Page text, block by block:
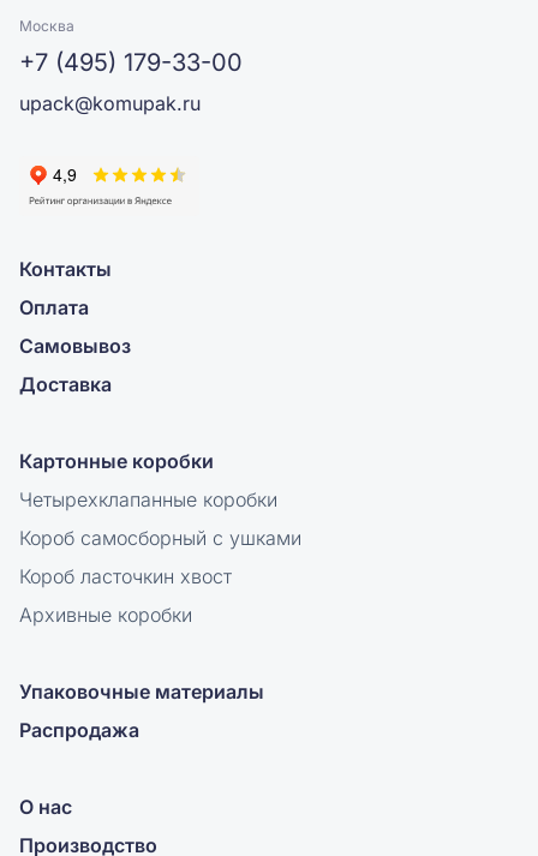
Москва
+7 (495) 179-33-00
upack@komupak.ru
Контакты
Оплата
Самовывоз
Доставка
Картонные коробки
Четырехклапанные коробки
Короб самосборный с ушками
Короб ласточкин хвост
Архивные коробки
Упаковочные материалы
Распродажа
О нас
Производство